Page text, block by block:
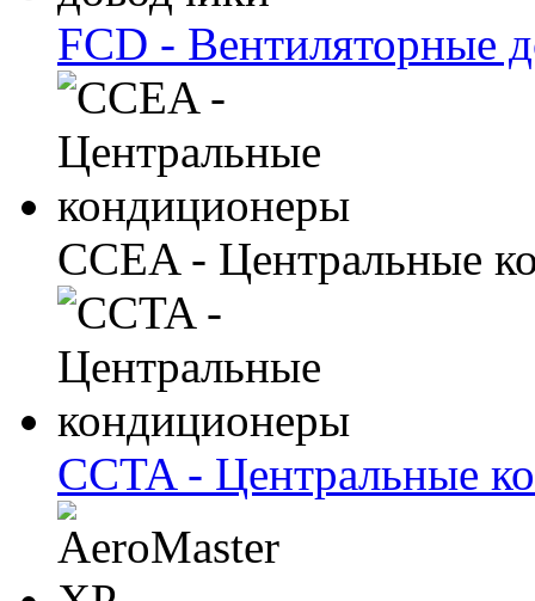
FCD - Вентиляторные
CCEA - Центральные
CCTA - Центральные